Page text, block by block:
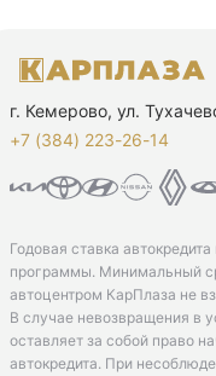
г. Кемерово, ул.
+7 (384) 223-26-14‬
Годовая ставка
программы. Минимальный
автоцентром КарПлаза не
В случае невозвращения в
оставляет за собой право
автокредита. При